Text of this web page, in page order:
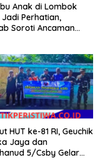
Anak di Lombok
Perhatian,
Soroti Ancaman
HUT ke-81 RI, Geuchik
Jaya dan
5/Csby Gelar